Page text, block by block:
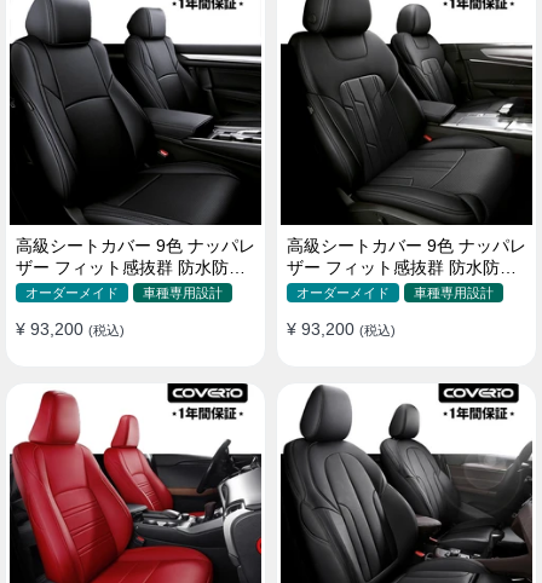
高級シートカバー 9色 ナッパレ
ザー フィット感抜群 防水防汚
オーダーメイド 全席セット
オーダーメイド 車種専用設計
¥ 93,200 (税込)
高級シートカバー 9色 ナッパレ
ザー フィット感抜群 防水防汚
オーダーメイド 全席セット
オーダーメイド 車種専用設計
¥ 93,200 (税込)